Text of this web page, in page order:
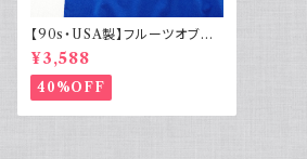
【90s・USA製】フルーツオブザ
ルーム プリントTシャツ シング
ルステッチ 青
¥3,588
40%OFF